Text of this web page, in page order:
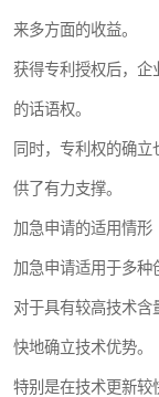
来多方面的收益。
获得专利授权后，企
的话语权。
同时，专利权的确
供了有力支撑。
加急申请的适用情形
加急申请适用于多种
对于具有较高技术含
快地确立技术优势。
特别是在技术更新较